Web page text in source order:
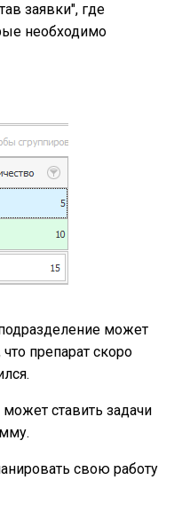
заявки", где
необходимо
может
препарат скоро
ставить задачи
свою работу